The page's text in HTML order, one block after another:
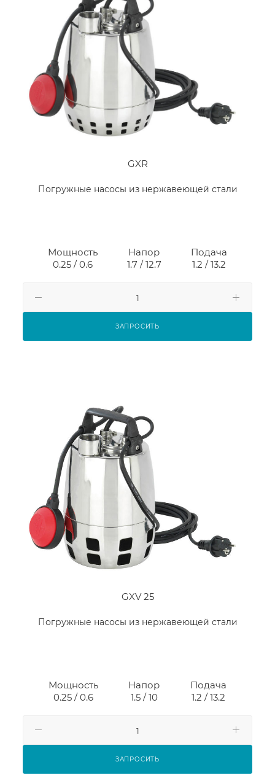
GXR
Погружные насосы из нержавеющей стали
Мощность
0.25 / 0.6
Напор
1.7 / 12.7
Подача
1.2 / 13.2
ЗАПРОСИТЬ
GXV 25
Погружные насосы из нержавеющей стали
Мощность
0.25 / 0.6
Напор
1.5 / 10
Подача
1.2 / 13.2
ЗАПРОСИТЬ